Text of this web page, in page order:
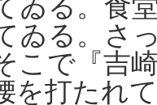
ゐる。食
ゐる。さ
こで『吉
を打たれ